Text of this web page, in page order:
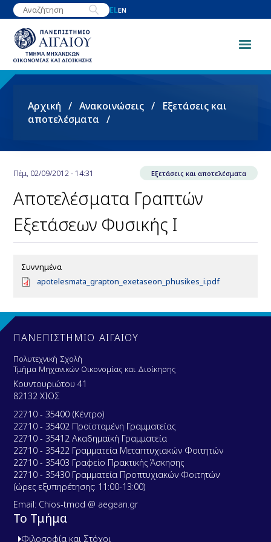
Παράκαμψη
προς
κυρίως
περιεχόμενο
ELEN
Breadcrumb
Αρχική Ανακοινώσεις
Εξετάσεις και
αποτελέσματα
Πέμ, 02/09/2012 - 14:31 Εξετάσεις και αποτελέσματα
Αποτελέσματα Γραπτών
Εξετάσεων Φυσικής Ι
Συννημένα
D
u
e
n
t
apotelesmata_grapton_exetaseon_phusikes_i.pdf
ΠΑΝΕΠΙΣΤΗΜΙΟ ΑΙΓΑΙΟΥ
Πολυτεχνική Σχολή
Τμήμα Μηχανικών Οικονομίας και Διοίκησης
Κουντουριώτου 41
82132 ΧΙΟΣ
22710 - 35400 (Κέντρο)
22710 - 35402 Προϊσταμένη Γραμματείας
22710 - 35412 Ακαδημαϊκή Γραμματεία
22710 - 35422 Γραμματεία Μεταπτυχιακών Φοιτητών
22710 - 35403 Γραφείο Πρακτικής Άσκησης
22710 - 35430 Γραμματεία Προπτυχιακών Φοιτητών
(ώρες εξυπηρέτησης: 11:00-13:00)
Email: Chios-tmod @ aegean.gr
Το Τμήμα
Φιλοσοφία και Στόχοι